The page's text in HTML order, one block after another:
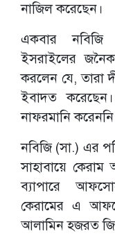
নাজিল করেছেন।
একবার নবিজি
ইসরাইলের
করলেন যে, তারা
ইবাদত
নাফরমানি
নবিজি (সা.) এর
সাহাবায়ে কেরাম
ব্যাপারে
কেরামের এ
আলামিন হজরত